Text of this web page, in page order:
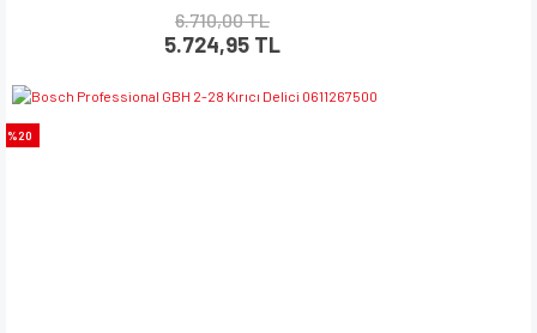
6.710,00 TL
5.724,95 TL
%20